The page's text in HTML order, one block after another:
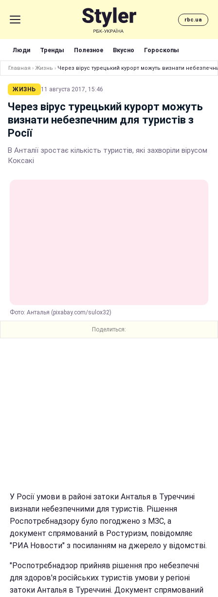
rbc.ua
Люди Тренды Полезное Вкусно Гороскопы
Главная › Жизнь › Через вірус турецький курорт можуть визнати
ЖИЗНЬ 11 августа 2017, 15:46
Через вірус турецький курорт можуть
визнати небезпечним для туристів з
Росії
В Анталії зростає кількість туристів, які захворіли вірусом
Коксакі
Фото: Анталья (pixabay.com/sulox32)
Поделиться:
У Росії умови в районі затоки Анталья в Туреччині
визнали небезпечними для туристів. Рішення
Роспотрєбнадзору було погоджено з МЗС, а
документ спрямований в Ростуризм, повідомляє
"РИА Новости" з посиланням на джерело у відомстві.
"Роспотрєбнадзор прийняв рішення про небезпечні
для здоров'я російських туристів умови у регіоні
затоки Анталья в Туреччині. Документ спрямований